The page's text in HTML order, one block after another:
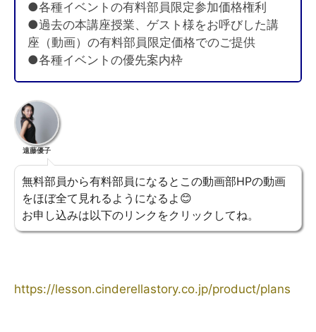
●各種イベントの有料部員限定参加価格権利
●過去の本講座授業、ゲスト様をお呼びした講
座（動画）の有料部員限定価格でのご提供
●各種イベントの優先案内枠
遠藤優子
無料部員から有料部員になるとこの動画部HPの動画
をほぼ全て見れるようになるよ😊
お申し込みは以下のリンクをクリックしてね。
https://lesson.cinderellastory.co.jp/product/plans